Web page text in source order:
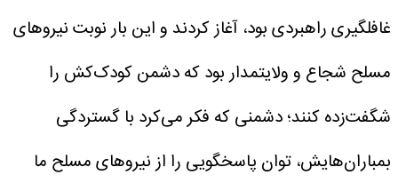
غافلگیری راهبردی بود، آغاز کردند و این بار نوبت نیروهای
مسلح شجاع و ولایتمدار بود که دشمن کودک‌کش را
شگفت‌زده کنند؛ دشمنی که فکر می‌کرد با گستردگی
بمباران‌هایش، توان پاسخگویی را از نیروهای مسلح ما